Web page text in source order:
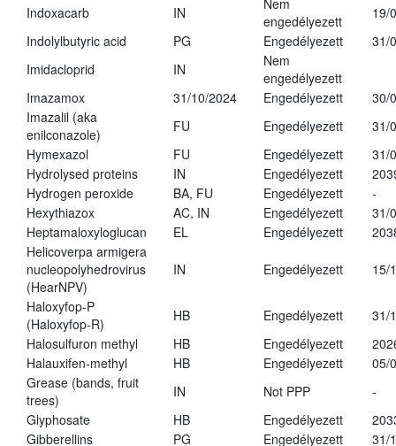
Indoxacarb IN
Nem
engedélyezett
19/
Indolylbutyric acid
PG Engedélyezett
31/
Imidacloprid
IN
Nem
engedélyezett
Imazamox
31/10/2024 Engedélyezett
30/
Imazalil (aka
enilconazole)
FU Engedélyezett
31/
Hymexazol
FU Engedélyezett
31/
Hydrolysed proteins
IN Engedélyezett
Hydrogen peroxide
BA, FU Engedélyezett
-
Hexythiazox
AC, IN Engedélyezett
31/
Heptamaloxyloglucan
EL Engedélyezett
Helicoverpa armigera
nucleopolyhedrovirus
(HearNPV)
IN Engedélyezett 15/
Haloxyfop-P
(Haloxyfop-R)
HB Engedélyezett
31/
Halosulfuron methyl
HB Engedélyezett
Halauxifen-methyl
HB Engedélyezett
05/
Grease (bands, fruit
trees)
IN Not PPP
-
Glyphosate
HB Engedélyezett
Gibberellins
PG Engedélyezett
31/